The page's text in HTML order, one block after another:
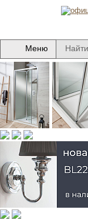
Меню